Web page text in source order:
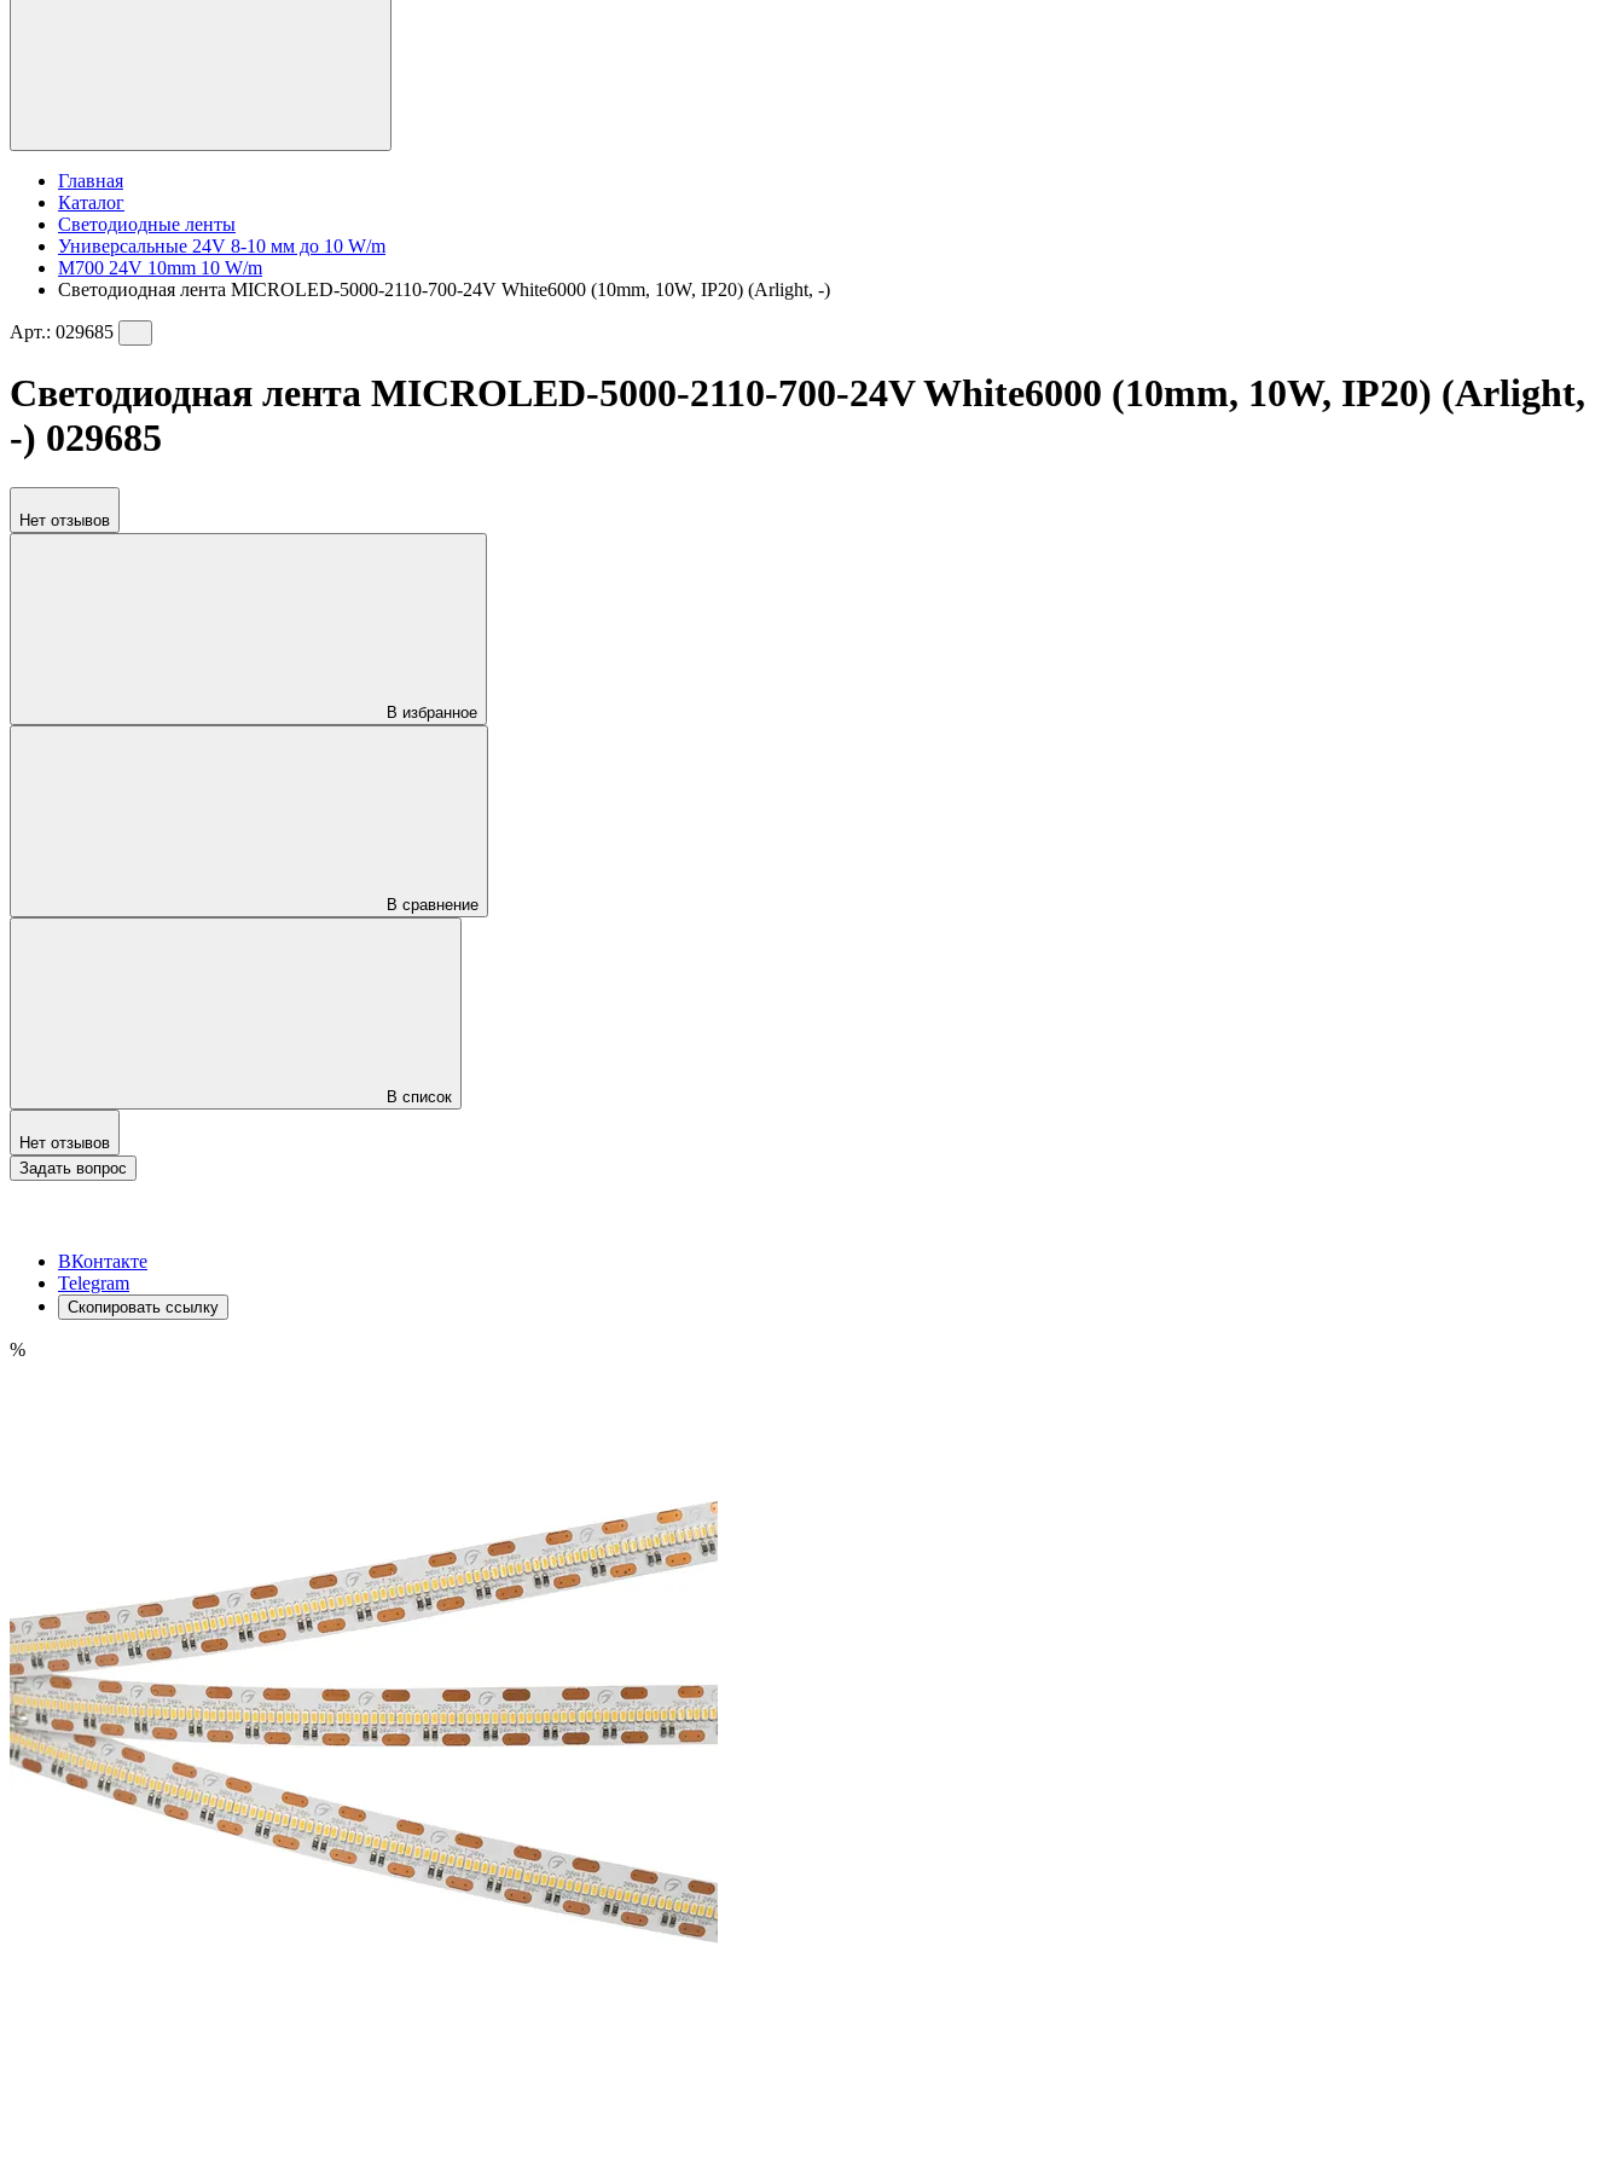
Главная
Каталог
Светодиодные ленты
Универсальные 24V 8-10 мм до 10 W/m
M700 24V 10mm 10 W/m
Светодиодная лента MICROLED-5000-2110-700-24V White6000 (10mm, 10W, IP20) (Arlight, -)
Арт.: 029685
Светодиодная лента MICROLED-5000-2110-700-24V White6000 (10mm, 10W, IP20) (Arlight,
-) 029685
Нет отзывов
В избранное
В сравнение
В список
Нет отзывов
Задать вопрос
ВКонтакте
Telegram
Скопировать ссылку
%